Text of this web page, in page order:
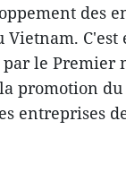
des
Vietnam. C'est
le Premier
promotion du
entreprises